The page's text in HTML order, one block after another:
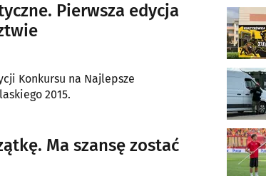
Pierwsza edycja
Konkursu na Najlepsze
2015.
Ma szansę zostać